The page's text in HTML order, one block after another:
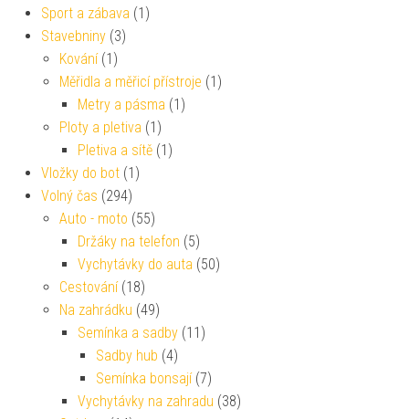
Sport a zábava (1)
Stavebniny (3)
Kování (1)
Měřidla a měřicí přístroje (1)
Metry a pásma (1)
Ploty a pletiva (1)
Pletiva a sítě (1)
Vložky do bot (1)
Volný čas (294)
Auto - moto (55)
Držáky na telefon (5)
Vychytávky do auta (50)
Cestování (18)
Na zahrádku (49)
Semínka a sadby (11)
Sadby hub (4)
Semínka bonsají (7)
Vychytávky na zahradu (38)